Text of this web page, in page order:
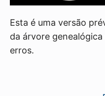
Esta é uma versão
da árvore
erros.